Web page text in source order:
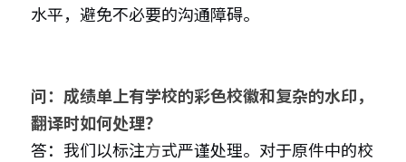
水平，避免不必要的沟通障碍。
问：成绩单上有学校的彩色校徽和复杂的水印，
翻译时如何处理？
答：我们以标注方式严谨处理。对于原件中的校